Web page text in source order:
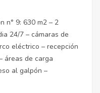
n° 9: 630 m2 – 2
24/7 – cámaras de
eléctrico – recepción
áreas de carga
al galpón –